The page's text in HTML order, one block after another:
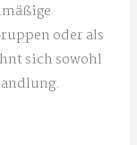
oder als
sich sowohl